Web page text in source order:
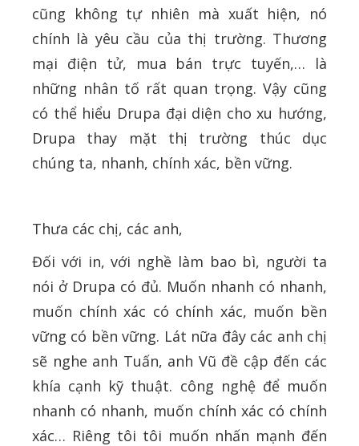
cũng không tự nhiên mà xuất hiện, nó
chính là yêu cầu của thị trường. Thương
mại điện tử, mua bán trực tuyến,… là
những nhân tố rất quan trọng. Vậy cũng
có thể hiểu Drupa đại diện cho xu hướng,
Drupa thay mặt thị trường thúc dục
chúng ta, nhanh, chính xác, bền vững.
Thưa các chị, các anh,
Đối với in, với nghề làm bao bì, người ta
nói ở Drupa có đủ. Muốn nhanh có nhanh,
muốn chính xác có chính xác, muốn bền
vững có bền vững. Lát nữa đây các anh chị
sẽ nghe anh Tuấn, anh Vũ đề cập đến các
khía cạnh kỹ thuật. công nghệ để muốn
nhanh có nhanh, muốn chính xác có chính
xác… Riêng tôi tôi muốn nhấn mạnh đến